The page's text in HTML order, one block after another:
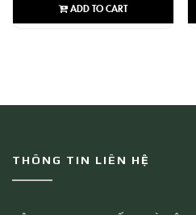
ADD TO CART
THÔNG TIN LIÊN HỆ